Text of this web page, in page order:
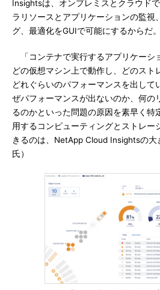
Insightsは、オンプレミスとクラウド
ラリソースとアプリケーションの監視
グ、最適化をGUIで可能にするからだ。
「コンテナで実行するアプリケーシ
どの仮想マシン上で動作し、どのスト
どれぐらいのパフォーマンスを出して
ぜパフォーマンスが出ないのか、何の
るのかといった問題の原因を素早く特
用するコンピューティングとストレー
きるのは、NetApp Cloud Insightsの
氏）